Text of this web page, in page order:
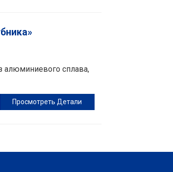
алюминиевого сплава,
Просмотреть Детали